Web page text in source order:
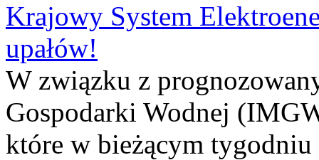
Krajowy System
upałów!
W związku z
Gospodarki Wodnej
które w bieżącym tygodniu